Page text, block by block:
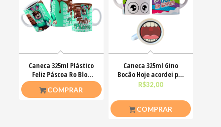
Caneca 325ml Plástico
Feliz Páscoa Ro Blox
Bloquinhos
COMPRAR
Caneca 325ml Gino
Bocão Hoje acordei pra
ser simpática não
R$32,00
COMPRAR